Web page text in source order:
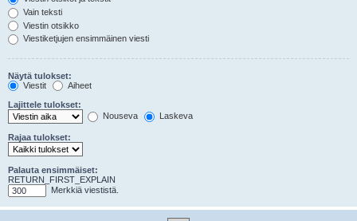
Vain teksti
Viestin otsikko
Viestiketjujen ensimmäinen viesti
Näytä tulokset:
Viestit
Aiheet
Lajittele tulokset:
Nouseva
Laskeva
Rajaa tulokset:
Palauta ensimmäiset:
RETURN_FIRST_EXPLAIN
Merkkiä viestistä.